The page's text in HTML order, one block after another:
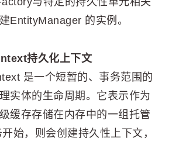
EntityManager 的实例。
持久化上下文
是一个短暂的、事务范围的
实体的生命周期。它表示作为
缓存存储在内存中的一组托管
始，则会创建持久性上下文，